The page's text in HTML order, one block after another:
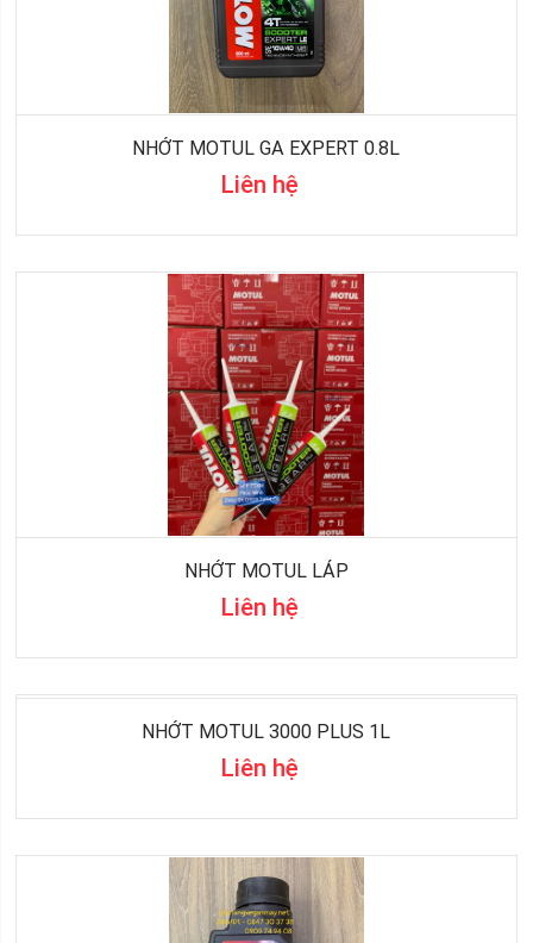
NHỚT MOTUL GA EXPERT 0.8L
Liên hệ
NHỚT MOTUL LÁP
Liên hệ
NHỚT MOTUL 3000 PLUS 1L
Liên hệ